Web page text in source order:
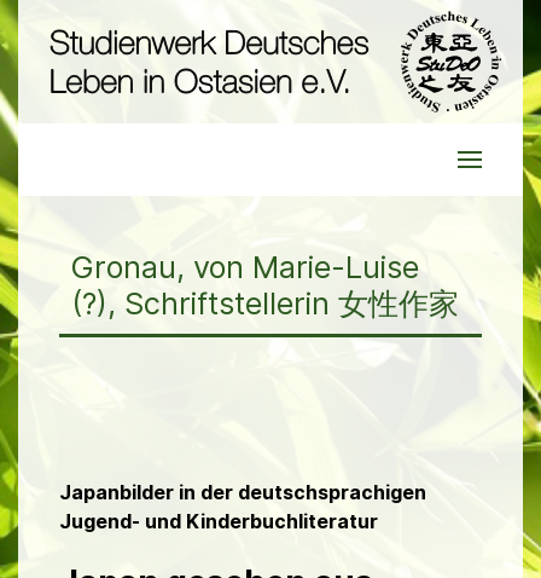
Gronau, von Marie-Luise
(?), Schriftstellerin 女性作家
Japanbilder in der deutschsprachigen
Jugend- und Kinderbuchliteratur